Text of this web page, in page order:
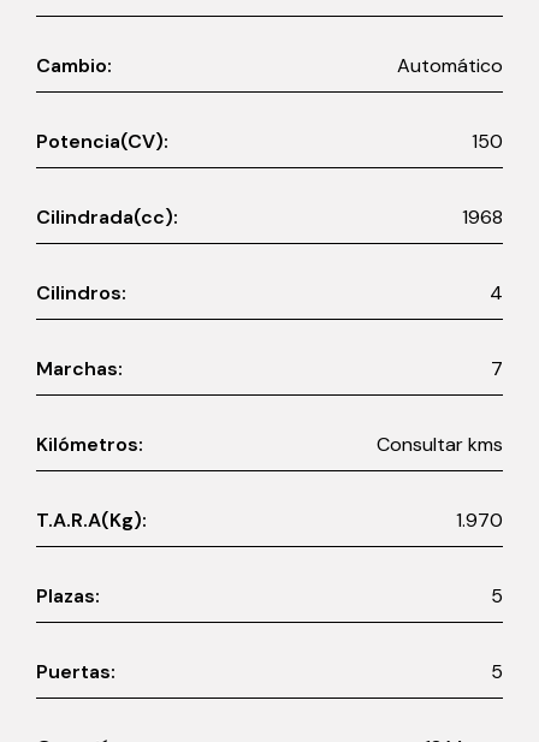
Cambio: Automático
Potencia(CV): 150
Cilindrada(cc): 1968
Cilindros: 4
Marchas: 7
Kilómetros: Consultar kms
T.A.R.A(Kg): 1.970
Plazas: 5
Puertas: 5